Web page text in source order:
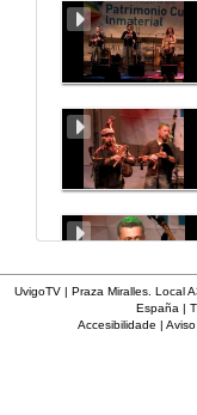
UvigoTV | Praza Miralles. Local
España |
Accesibilidade |